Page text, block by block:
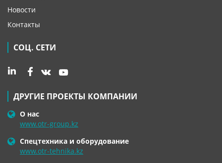
Новости
Контакты
СОЦ. СЕТИ
ДРУГИЕ ПРОЕКТЫ КОМПАНИИ
О нас
www.otr-group.kz
Спецтехника и оборудование
www.otr-tehnika.kz